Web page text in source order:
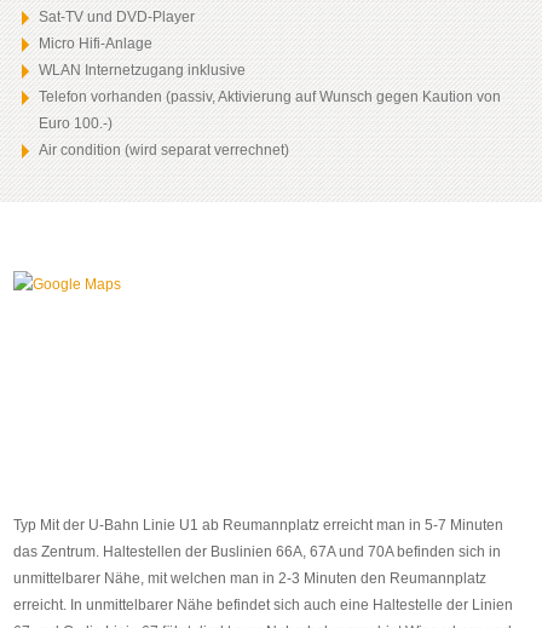
Sat-TV und DVD-Player
Micro Hifi-Anlage
WLAN Internetzugang inklusive
Telefon vorhanden (passiv, Aktivierung auf Wunsch gegen Kaution von
Euro 100.-)
Air condition (wird separat verrechnet)
Typ Mit der U-Bahn Linie U1 ab Reumannplatz erreicht man in 5-7 Minuten
das Zentrum. Haltestellen der Buslinien 66A, 67A und 70A befinden sich in
unmittelbarer Nähe, mit welchen man in 2-3 Minuten den Reumannplatz
erreicht. In unmittelbarer Nähe befindet sich auch eine Haltestelle der Linien